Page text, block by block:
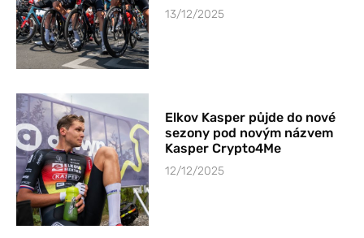
13/12/2025
Elkov Kasper půjde do nové
sezony pod novým názvem
Kasper Crypto4Me
12/12/2025